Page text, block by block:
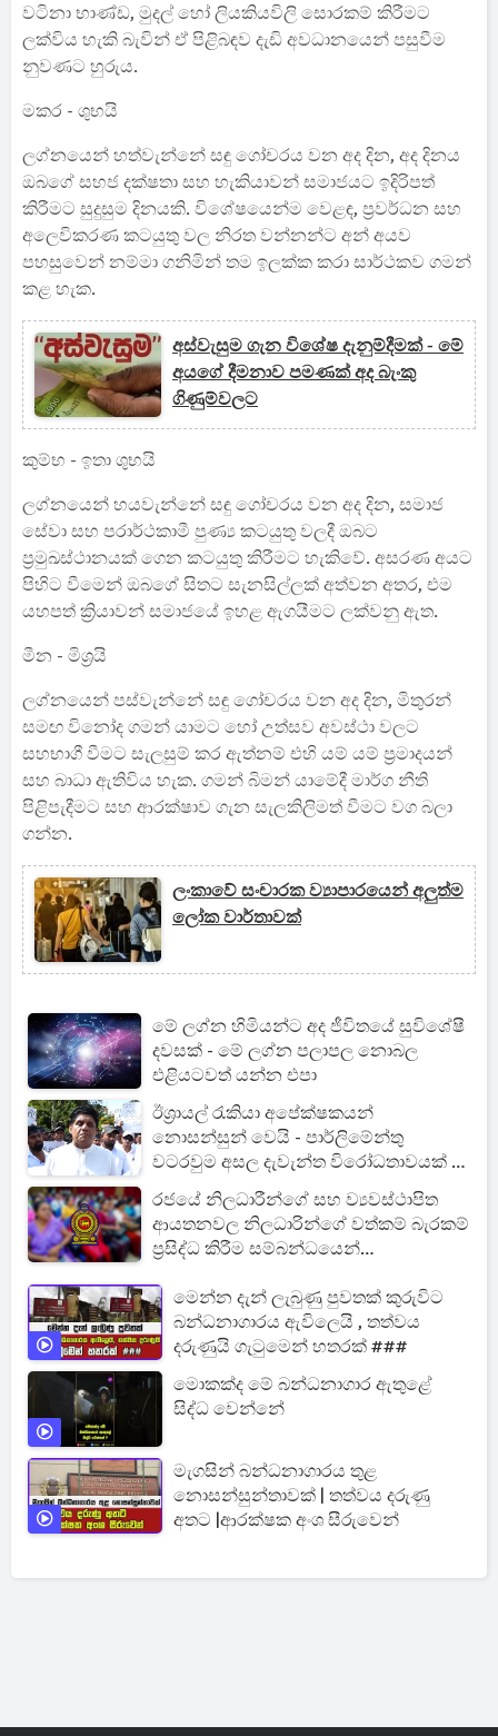
වටිනා භාණ්ඩ, මුදල් හෝ ලියකියවිලි සොරකම් කිරීමට
ලක්විය හැකි බැවින් ඒ පිළිබඳව දැඩි අවධානයෙන් පසුවීම
නුවණට හුරුය.
මකර - ශුභයි
ලග්නයෙන් හත්වැන්නේ සඳු ගෝචරය වන අද දින, අද දිනය
ඔබගේ සහජ දක්ෂතා සහ හැකියාවන් සමාජයට ඉදිරිපත්
කිරීමට සුදුසුම දිනයකි. විශේෂයෙන්ම වෙළඳ, ප්‍රවර්ධන සහ
අලෙවිකරණ කටයුතු වල නිරත වන්නන්ට අන් අයව
පහසුවෙන් නම්මා ගනිමින් තම ඉලක්ක කරා සාර්ථකව ගමන්
කළ හැක.
අස්වැසුම ගැන විශේෂ දැනුම්දීමක් - මේ
අයගේ දීමනාව පමණක් අද බැංකු
ගිණුම්වලට
කුම්භ - ඉතා ශුභයි
ලග්නයෙන් හයවැන්නේ සඳු ගෝචරය වන අද දින, සමාජ
සේවා සහ පරාර්ථකාමී පුණ්‍ය කටයුතු වලදී ඔබට
ප්‍රමුඛස්ථානයක් ගෙන කටයුතු කිරීමට හැකිවේ. අසරණ අයට
පිහිට වීමෙන් ඔබගේ සිතට සැනසිල්ලක් අත්වන අතර, එම
යහපත් ක්‍රියාවන් සමාජයේ ඉහළ ඇගයීමට ලක්වනු ඇත.
මීන - මිශ්‍රයි
ලග්නයෙන් පස්වැන්නේ සඳු ගෝචරය වන අද දින, මිතුරන්
සමඟ විනෝද ගමන් යාමට හෝ උත්සව අවස්ථා වලට
සහභාගී වීමට සැලසුම් කර ඇත්නම් එහි යම් යම් ප්‍රමාදයන්
සහ බාධා ඇතිවිය හැක. ගමන් බිමන් යාමේදී මාර්ග නීති
පිළිපැදීමට සහ ආරක්ෂාව ගැන සැලකිලිමත් වීමට වග බලා
ගන්න.
ලංකාවේ සංචාරක ව්‍යාපාරයෙන් අලුත්ම
ලෝක වාර්තාවක්
මේ ලග්න හිමියන්ට අද ජීවිතයේ සුවිශේෂී
දවසක් - මේ ලග්න පලාපල නොබල
එළියටවත් යන්න එපා
ඊශ්‍රායල් රැකියා අපේක්ෂකයන්
නොසන්සුන් වෙයි - පාර්ලිමේන්තු
වටරවුම අසල දැවැන්ත විරෝධතාවයක් -
විපක්ෂ නායකවරයාත් එයි
රජයේ නිලධාරීන්ගේ සහ ව්‍යවස්ථාපිත
ආයතනවල නිලධාරින්ගේ වත්කම් බැරකම්
ප්‍රසිද්ධ කිරීම සම්බන්ධයෙන්
මෙන්න දැන් ලැබුණු පුවතක් කුරුවිට
බන්ධනාගාරය ඇවිලෙයි , තත්වය
දරුණුයි ගැටුමෙන් හතරක් ###
මොකක්ද මේ බන්ධනාගාර ඇතුළේ
සිද්ධ වෙන්නේ
මැගසින් බන්ධනාගාරය තුළ
නොසන්සුන්තාවක් | තත්වය දරුණු
අතට |ආරක්ෂක අංශ සීරුවෙන්